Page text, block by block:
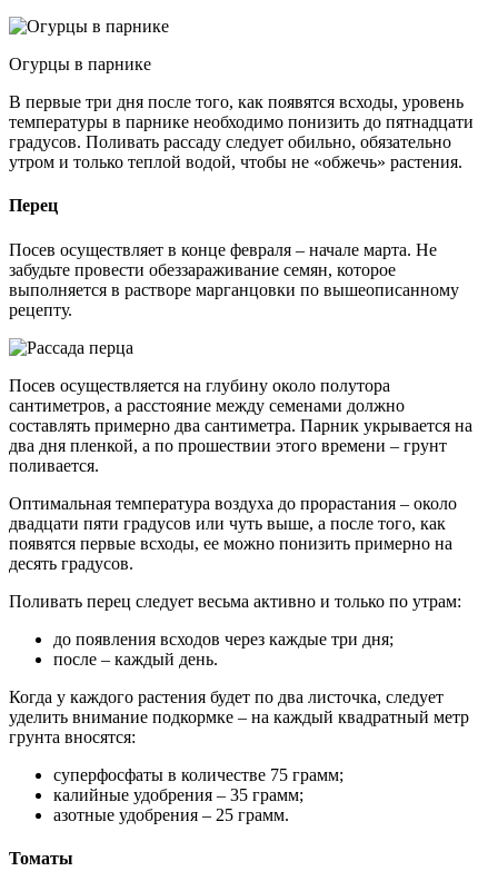
Огурцы в парнике
В первые три дня после того, как появятся всходы, уровень
температуры в парнике необходимо понизить до пятнадцати
градусов. Поливать рассаду следует обильно, обязательно
утром и только теплой водой, чтобы не «обжечь» растения.
Перец
Посев осуществляет в конце февраля – начале марта. Не
забудьте провести обеззараживание семян, которое
выполняется в растворе марганцовки по вышеописанному
рецепту.
Посев осуществляется на глубину около полутора
сантиметров, а расстояние между семенами должно
составлять примерно два сантиметра. Парник укрывается на
два дня пленкой, а по прошествии этого времени – грунт
поливается.
Оптимальная температура воздуха до прорастания – около
двадцати пяти градусов или чуть выше, а после того, как
появятся первые всходы, ее можно понизить примерно на
десять градусов.
Поливать перец следует весьма активно и только по утрам:
до появления всходов через каждые три дня;
после – каждый день.
Когда у каждого растения будет по два листочка, следует
уделить внимание подкормке – на каждый квадратный метр
грунта вносятся:
суперфосфаты в количестве 75 грамм;
калийные удобрения – 35 грамм;
азотные удобрения – 25 грамм.
Томаты